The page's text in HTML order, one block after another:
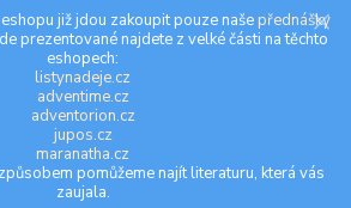
již jdou zakoupit pouze naše přednášky
prezentované najdete z velké části na těchto
eshopech:
listynadeje.cz
adventime.cz
adventorion.cz
jupos.cz
maranatha.cz
pomůžeme najít literaturu, která vás
zaujala.